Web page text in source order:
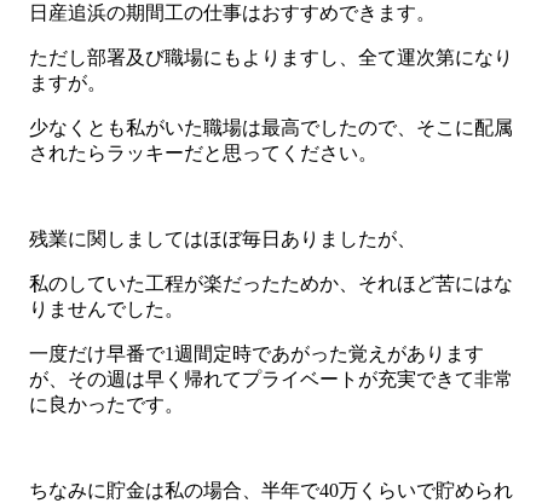
日産追浜の期間工の仕事はおすすめできます。
ただし部署及び職場にもよりますし、全て運次第になり
ますが。
少なくとも私がいた職場は最高でしたので、そこに配属
されたらラッキーだと思ってください。
残業に関しましてはほぼ毎日ありましたが、
私のしていた工程が楽だったためか、それほど苦にはな
りませんでした。
一度だけ早番で1週間定時であがった覚えがあります
が、その週は早く帰れてプライベートが充実できて非常
に良かったです。
ちなみに貯金は私の場合、半年で40万くらいで貯められ